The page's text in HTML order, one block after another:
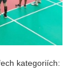
kategoriích: